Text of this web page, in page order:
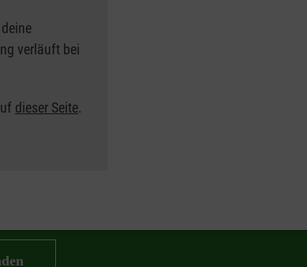
verläuft bei
dieser Seite.